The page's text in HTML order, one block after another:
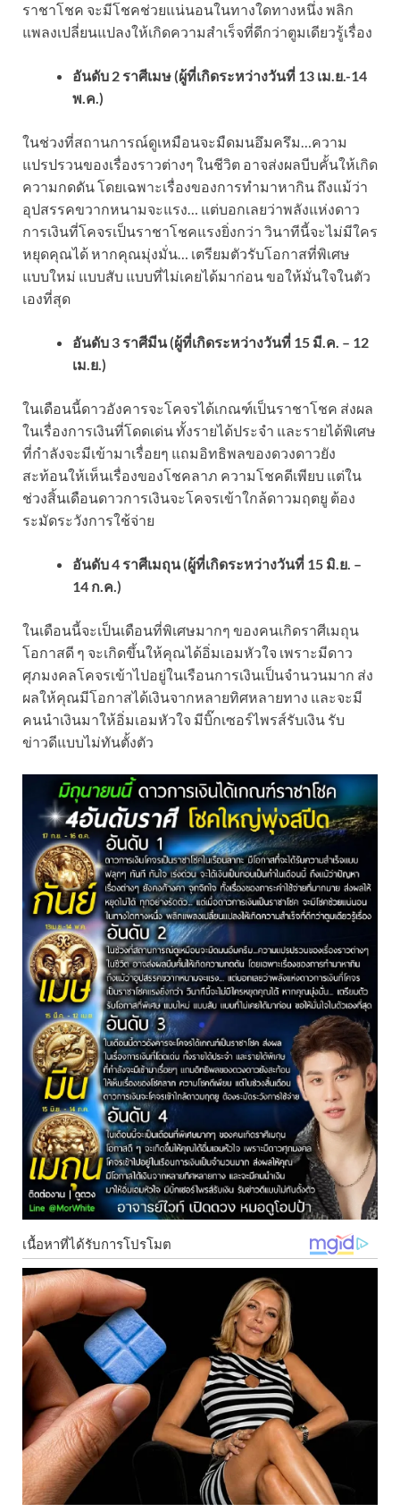
ราชาโชค จะมีโชคช่วยแน่นอนในทางใดทางหนึ่ง พลิก
แพลงเปลี่ยนแปลงให้เกิดความสำเร็จที่ดีกว่าตูมเดียวรู้เรื่อง
อันดับ 2 ราศีเมษ (ผู้ที่เกิดระหว่างวันที่ 13 เม.ย.-14
พ.ค.)
ในช่วงที่สถานการณ์ดูเหมือนจะมืดมนอึมครึม…ความ
แปรปรวนของเรื่องราวต่างๆ ในชีวิต อาจส่งผลบีบคั้นให้เกิด
ความกดดัน โดยเฉพาะเรื่องของการทำมาหากิน ถึงแม้ว่า
อุปสรรคขวากหนามจะแรง… แต่บอกเลยว่าพลังแห่งดาว
การเงินที่โคจรเป็นราชาโชคแรงยิ่งกว่า วินาทีนี้จะไม่มีใคร
หยุดคุณได้ หากคุณมุ่งมั่น… เตรียมตัวรับโอกาสที่พิเศษ
แบบใหม่ แบบสับ แบบที่ไม่เคยได้มาก่อน ขอให้มั่นใจในตัว
เองที่สุด
อันดับ 3 ราศีมีน (ผู้ที่เกิดระหว่างวันที่ 15 มี.ค. – 12
เม.ย.)
ในเดือนนี้ดาวอังคารจะโคจรได้เกณฑ์เป็นราชาโชค ส่งผล
ในเรื่องการเงินที่โดดเด่น ทั้งรายได้ประจำ และรายได้พิเศษ
ที่กำลังจะมีเข้ามาเรื่อยๆ แถมอิทธิพลของดวงดาวยัง
สะท้อนให้เห็นเรื่องของโชคลาภ ความโชคดีเพียบ แต่ใน
ช่วงสิ้นเดือนดาวการเงินจะโคจรเข้าใกล้ดาวมฤตยู ต้อง
ระมัดระวังการใช้จ่าย
อันดับ 4 ราศีเมถุน (ผู้ที่เกิดระหว่างวันที่ 15 มิ.ย. –
14 ก.ค.)
ในเดือนนี้จะเป็นเดือนที่พิเศษมากๆ ของคนเกิดราศีเมถุน
โอกาสดี ๆ จะเกิดขึ้นให้คุณได้อิ่มเอมหัวใจ เพราะมีดาว
ศุภมงคลโคจรเข้าไปอยู่ในเรือนการเงินเป็นจำนวนมาก ส่ง
ผลให้คุณมีโอกาสได้เงินจากหลายทิศหลายทาง และจะมี
คนนำเงินมาให้อิ่มเอมหัวใจ มีบิ๊กเซอร์ไพรส์รับเงิน รับ
ข่าวดีแบบไม่ทันตั้งตัว